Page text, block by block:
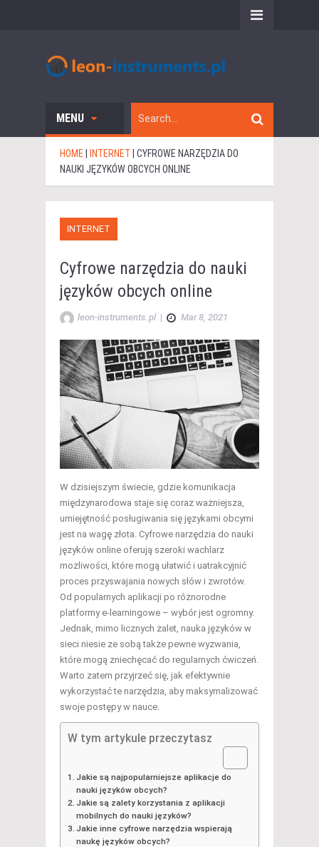
MENU
HOME INTERNET
CYFROWE NARZĘDZIA DO
NAUKI JĘZYKÓW OBCYCH ONLINE
INTERNET
Cyfrowe narzędzia do nauki
języków obcych online
leon-instruments.pl | Mar 8, 2021
W dzisiejszym świecie, gdzie komunikacja
międzynarodowa staje się coraz ważniejsza,
umiejętność posługiwania się językami obcymi
jest na wagę złota. Cyfrowe narzędzia do nauki
języków online oferują szeroki wachlarz
możliwości, które mogą ułatwić i uatrakcyjnić
proces przyswajania nowych słów i zwrotów.
Od popularnych aplikacji po różnorodne
platformy e-learningowe – wybór jest ogromny.
Jednak, mimo licznych zalet, nauka języków w
sieci niesie ze sobą także pewne wyzwania,
które mogą zniechęcać do regularnych ćwiczeń.
Warto zatem przyjrzeć się, jak efektywnie
wykorzystać te narzędzia, aby maksymalizować
swoje postępy w nauce.
W tym artykule przeczytasz
Jakie są najpopularniejsze aplikacje do
nauki języków obcych?
Jakie są zalety korzystania z aplikacji
mobilnych do nauki języków?
Jakie inne cyfrowe narzędzia wspierają
naukę języków obcych?